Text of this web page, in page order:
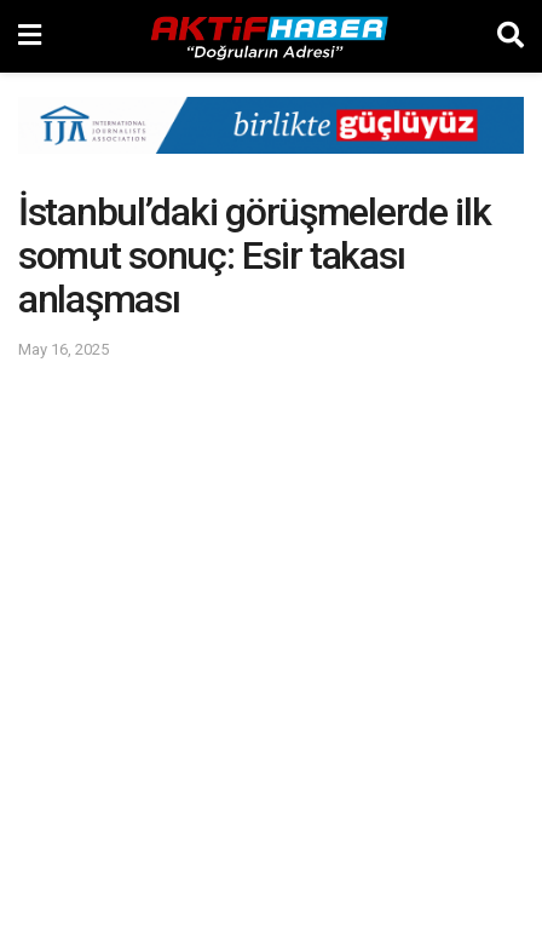
İstanbul’daki görüşmelerde ilk
somut sonuç: Esir takası
anlaşması
May 16, 2025